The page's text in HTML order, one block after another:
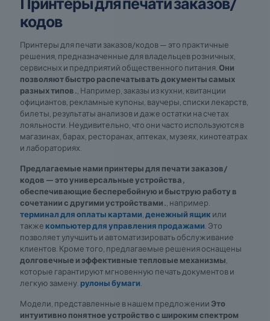
кодов
Принтеры для печати заказов/кодов — это практичные
решения, предназначенные для владельцев розничных,
сервисных и предприятий общественного питания. Они
позволяют быстро распечатывать документы самых
разных типов., Например, заказы из кухни, квитанции
официантов, рекламные купоны, ваучеры, списки лекарств,
билеты, результаты анализов и даже остатки на счетах
лояльности. Неудивительно, что они часто используются в
магазинах, барах, ресторанах, аптеках, музеях, кинотеатрах
и лабораториях.
Предлагаемые нами принтеры для печати заказов/
кодов — это универсальные устройства,
обеспечивающие бесперебойную и быструю работу в
сочетании с другими устройствами., например.
терминал для оплаты картами,денежный ящик или
также компьютер для управления продажами. Это
позволяет улучшить и автоматизировать обслуживание
клиентов. Кроме того, предлагаемые решения оснащены
долговечные и эффективные тепловые механизмы,
которые гарантируют мгновенную печать документов и
легкую замену. рулоны бумаги.
Модели, представленные в нашем предложении Это
интуитивно понятное устройство с широким спектром